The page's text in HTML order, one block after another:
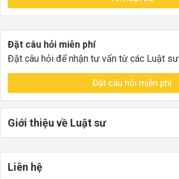
Đặt câu hỏi miễn phí
Đặt câu hỏi để nhận tư vấn từ các Luật sư
Đặt câu hỏi miễn phí
Giới thiệu về Luật sư
Liên hệ